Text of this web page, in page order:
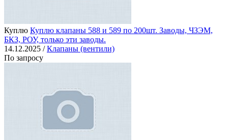
Куплю Куплю клапаны 588 и 589 по 200шт. Заводы, ЧЗЭМ,
БКЗ, РОУ, только эти заводы.
14.12.2025 /Клапаны (вентили)
По запросу